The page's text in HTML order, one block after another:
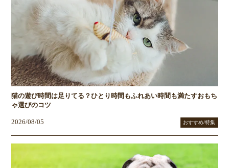
猫の遊び時間は足りてる？ひとり時間もふれあい時間も満たすおもち
ゃ選びのコツ
2026/08/05 おすすめ/特集